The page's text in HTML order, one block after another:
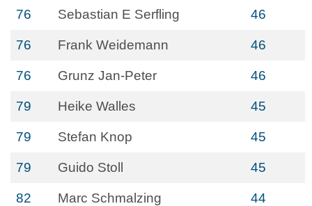
76 Sebastian E Serfling 46
76 Frank Weidemann 46
76 Grunz Jan-Peter 46
79 Heike Walles 45
79 Stefan Knop 45
79 Guido Stoll 45
82 Marc Schmalzing 44